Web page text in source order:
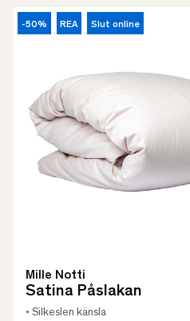
-50% REA Slut online
Mille Notti
Satina Påslakan
• Silkeslen känsla